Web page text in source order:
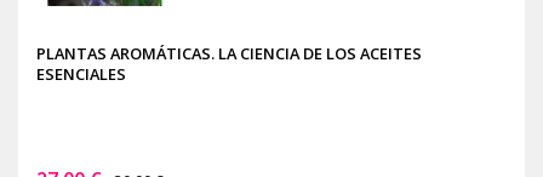
PLANTAS AROMÁTICAS. LA CIENCIA DE LOS ACEITES
ESENCIALES